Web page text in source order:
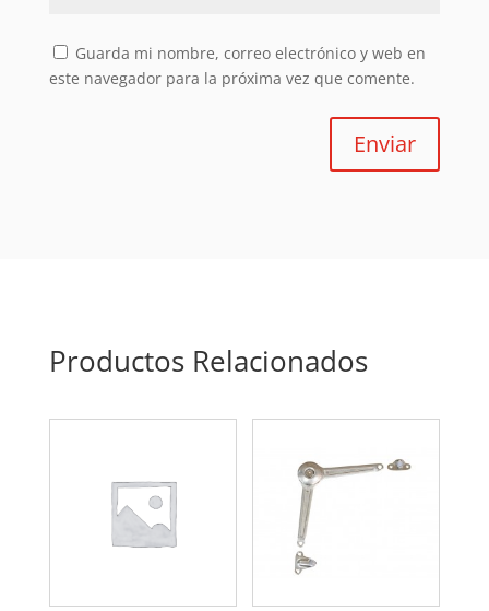
Guarda mi nombre, correo electrónico y web en
este navegador para la próxima vez que comente.
Enviar
Productos Relacionados